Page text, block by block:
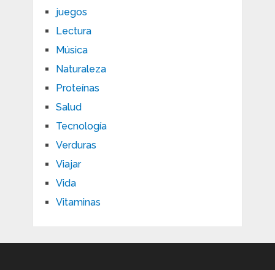
juegos
Lectura
Música
Naturaleza
Proteínas
Salud
Tecnología
Verduras
Viajar
Vida
Vitaminas